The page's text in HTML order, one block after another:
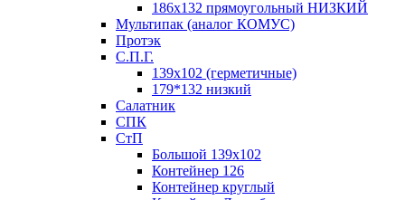
186х132 прямоугольный НИЗКИЙ
Мультипак (аналог КОМУС)
Протэк
С.П.Г.
139х102 (герметичные)
179*132 низкий
Салатник
СПК
СтП
Большой 139х102
Контейнер 126
Контейнер круглый